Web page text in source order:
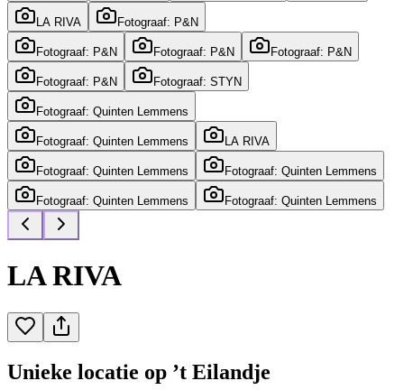
LA RIVA Fotograaf: P&N
Fotograaf: P&N Fotograaf: P&N Fotograaf: P&N
Fotograaf: P&N Fotograaf: STYN
Fotograaf: Quinten Lemmens
Fotograaf: Quinten Lemmens LA RIVA
Fotograaf: Quinten Lemmens Fotograaf: Quinten Lemmens
Fotograaf: Quinten Lemmens Fotograaf: Quinten Lemmens
LA RIVA
Unieke locatie op ’t Eilandje